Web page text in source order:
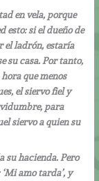
en vela, porque
esto: si el dueño de
el ladrón, estaría
su casa. Por tanto,
que menos
el siervo fiel y
para
siervo a quien su
su hacienda. Pero
amo tarda’, y